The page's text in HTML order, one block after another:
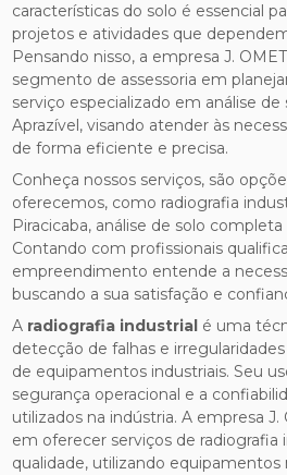
características do solo é essencial
projetos e atividades que
Pensando nisso, a empresa J.
segmento de assessoria em
serviço especializado em análise
Aprazível, visando atender às
de forma eficiente e precisa.
Conheça nossos serviços, são
oferecemos, como radiografia
Piracicaba, análise de solo completa
Contando com profissionais
empreendimento entende a
buscando a sua satisfação e
A radiografia industrial é uma
detecção de falhas e
de equipamentos industriais. Seu
segurança operacional e a
utilizados na indústria. A empresa J.
em oferecer serviços de radiografia
qualidade, utilizando